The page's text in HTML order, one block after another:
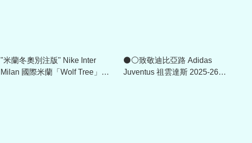
"米蘭冬奧別注版" Nike Inter
Milan 國際米蘭「Wolf Tree」
⚫⚪致敬迪比亞路 Adidas
Juventus 祖雲達斯 2025-26